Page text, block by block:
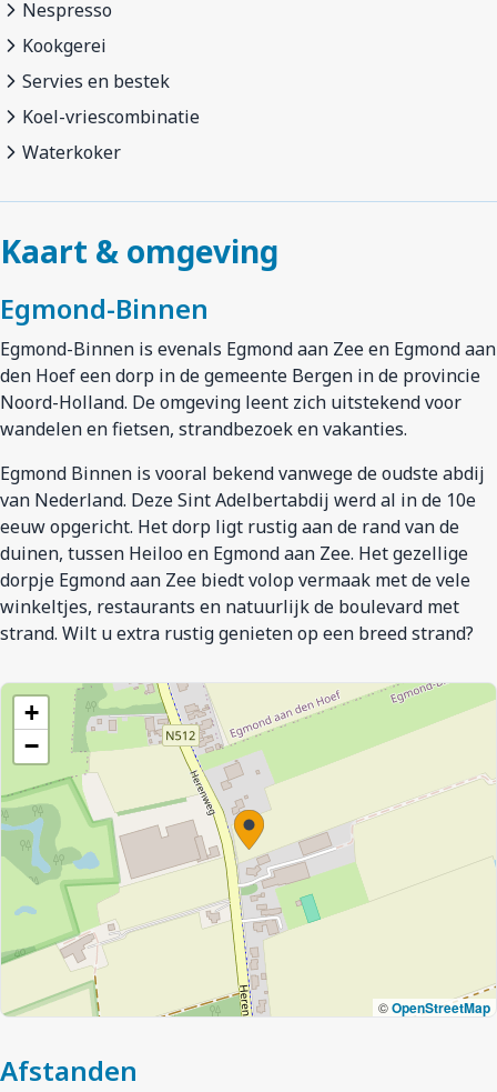
Nespresso
Kookgerei
Servies en bestek
Koel-vriescombinatie
Waterkoker
Kaart & omgeving
Egmond-Binnen
Egmond-Binnen is evenals Egmond aan Zee en Egmond aan
den Hoef een dorp in de gemeente Bergen in de provincie
Noord-Holland. De omgeving leent zich uitstekend voor
wandelen en fietsen, strandbezoek en vakanties.
Egmond Binnen is vooral bekend vanwege de oudste abdij
van Nederland. Deze Sint Adelbertabdij werd al in de 10e
eeuw opgericht. Het dorp ligt rustig aan de rand van de
duinen, tussen Heiloo en Egmond aan Zee. Het gezellige
dorpje Egmond aan Zee biedt volop vermaak met de vele
winkeltjes, restaurants en natuurlijk de boulevard met
strand. Wilt u extra rustig genieten op een breed strand?
+
−
©OpenStreetMap
Afstanden